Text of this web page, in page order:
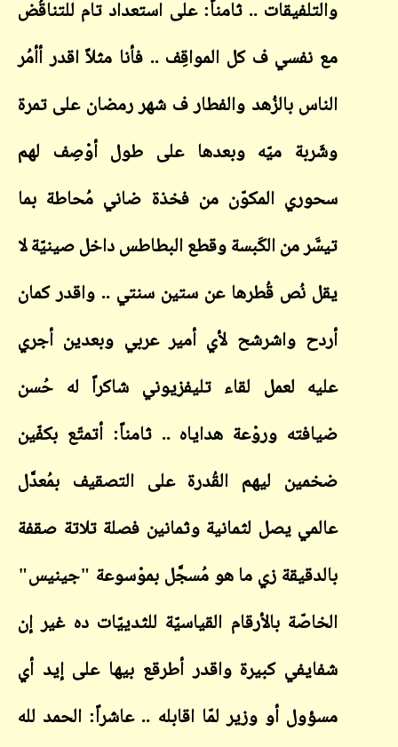
والتلفيقات .. ثامناً: على استعداد تام للتناقُض
مع نفسي ف كل المواقِف .. فأنا مثلاً اقدر أأمُر
الناس بالزُهد والفطار ف شهر رمضان على تمرة
وشَربة ميّه وبعدها على طول أوْصِف لهم
سحوري المكوّن من فخذة ضاني مُحاطة بما
تيسَّر من الكَبسة وقطع البطاطس داخل صينيّة لا
يقل نُص قُطرها عن ستين سنتي .. واقدر كمان
أردح واشرشح لأي أمير عربي وبعدين أجري
عليه لعمل لقاء تليفزيوني شاكراً له حُسن
ضيافته وروْعة هداياه .. ثامناً: أتمتّع بكفّين
ضخمين ليهم القُدرة على التصقيف بمُعدَّل
عالمي يصل لثمانية وثمانين فصلة تلاتة صقفة
بالدقيقة زي ما هو مُسجَّل بموْسوعة "جينيس"
الخاصّة بالأرقام القياسيّة للثدييّات ده غير إن
شفايفي كبيرة واقدر أطرقع بيها على إيد أي
مسؤول أو وزير لمّا اقابله .. عاشراً: الحمد لله